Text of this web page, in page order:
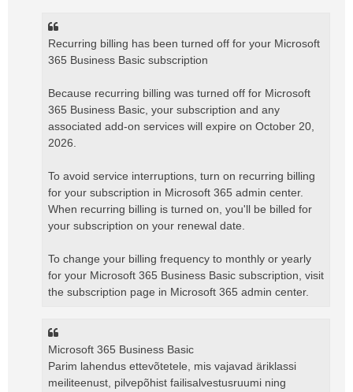
Recurring billing has been turned off for your Microsoft
365 Business Basic subscription
Because recurring billing was turned off for Microsoft
365 Business Basic, your subscription and any
associated add-on services will expire on October 20,
2026.
To avoid service interruptions, turn on recurring billing
for your subscription in Microsoft 365 admin center.
When recurring billing is turned on, you'll be billed for
your subscription on your renewal date.
To change your billing frequency to monthly or yearly
for your Microsoft 365 Business Basic subscription, visit
the subscription page in Microsoft 365 admin center.
Microsoft 365 Business Basic
Parim lahendus ettevõtetele, mis vajavad äriklassi
meiliteenust, pilvepõhist failisalvestusruumi ning